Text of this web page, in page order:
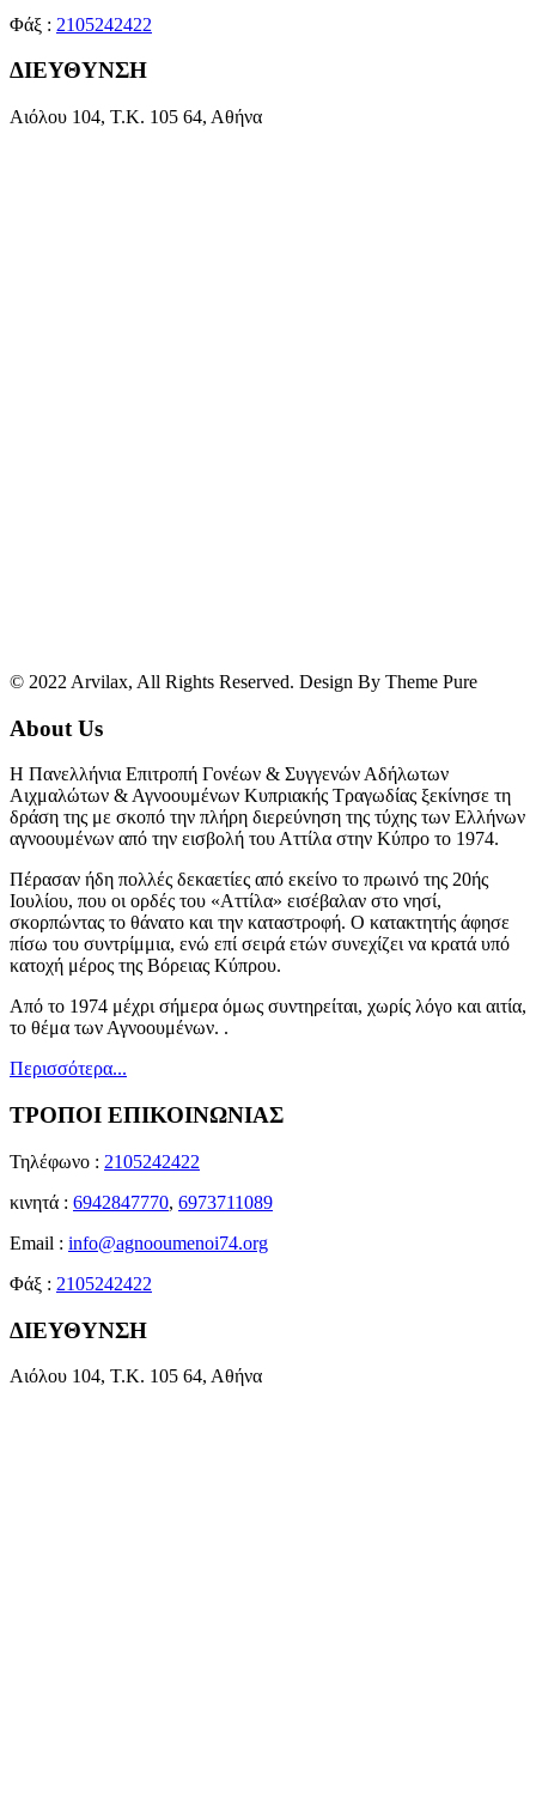
Φάξ : 2105242422
ΔΙΕΥΘΥΝΣΗ
Αιόλου 104, Τ.Κ. 105 64, Αθήνα
© 2022 Arvilax, All Rights Reserved. Design By Theme Pure
About Us
Η Πανελλήνια Επιτροπή Γονέων & Συγγενών Αδήλωτων
Αιχμαλώτων & Αγνοουμένων Κυπριακής Τραγωδίας ξεκίνησε τη
δράση της με σκοπό την πλήρη διερεύνηση της τύχης των Ελλήνων
αγνοουμένων από την εισβολή του Αττίλα στην Κύπρο το 1974.
Πέρασαν ήδη πολλές δεκαετίες από εκείνο το πρωινό της 20ής
Ιουλίου, που οι ορδές του «Αττίλα» εισέβαλαν στο νησί,
σκορπώντας το θάνατο και την καταστροφή. Ο κατακτητής άφησε
πίσω του συντρίμμια, ενώ επί σειρά ετών συνεχίζει να κρατά υπό
κατοχή μέρος της Βόρειας Κύπρου.
Από το 1974 μέχρι σήμερα όμως συντηρείται, χωρίς λόγο και αιτία,
το θέμα των Αγνοουμένων. .
Περισσότερα...
ΤΡΟΠΟΙ ΕΠΙΚΟΙΝΩΝΙΑΣ
Τηλέφωνο : 2105242422
κινητά : 6942847770, 6973711089
Email : info@agnooumenoi74.org
Φάξ : 2105242422
ΔΙΕΥΘΥΝΣΗ
Αιόλου 104, Τ.Κ. 105 64, Αθήνα